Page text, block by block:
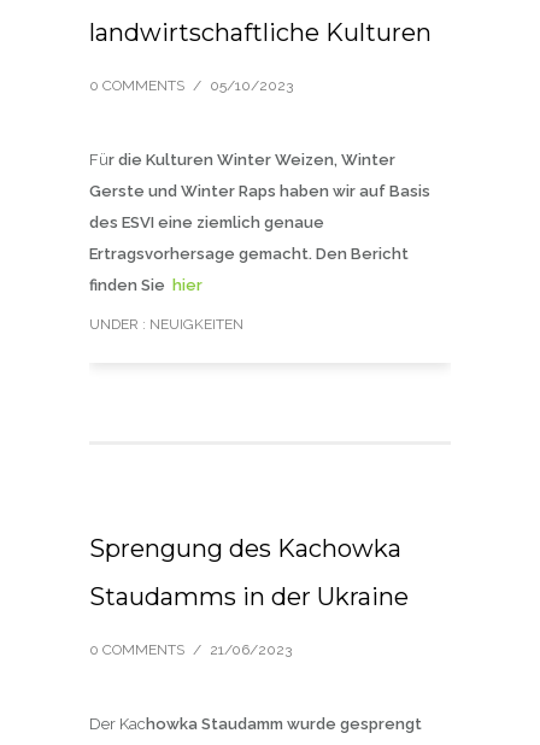
landwirtschaftliche Kulturen
0 COMMENTS / 05/10/2023
Für die Kulturen Winter Weizen, Winter
Gerste und Winter Raps haben wir auf Basis
des ESVI eine ziemlich genaue
Ertragsvorhersage gemacht. Den Bericht
finden Sie hier
UNDER : NEUIGKEITEN
Sprengung des Kachowka
Staudamms in der Ukraine
0 COMMENTS / 21/06/2023
Der Kac howka Staudamm wurde gesprengt